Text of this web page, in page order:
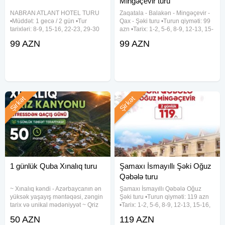
NABRAN ATLANT HOTEL TURU
•Müddət: 1 gecə / 2 gün •Tur
tarixləri: 8-9, 15-16, 22-23, 29-30
99 azn - Səhər yeməyi ilə: 110 azn
99 AZN
Zaqatala - Balakən - Mingəçevir -
Qax - Şəki turu •Turun qiyməti: 99
azn •Tarix: 1-2, 5-6, 8-9, 12-13, 15-
Avqust ✓Qiymətə daxildir: -
99 AZN
1 günlük Quba Xınalıq turu
~ Xınalıq kəndi - Azərbaycanın ən
yüksək yaşayış məntəqəsi, zəngin
tarix və unikal mədəniyyət ~ Qriz
təbiət yürüşü ~ Qəçrəş meşəliyi
Şirkət
50 AZN
Şamaxı İsmayıllı Şəki Oğuz
Qəbələ turu
Şamaxı İsmayıllı Qəbələ Oğuz
Şəki turu •Turun qiyməti: 119 azn
•Tarix: 1-2, 5-6, 8-9, 12-13, 15-16,
✓Qiymətə daxildir: - Komfortlu
Şirkət
119 AZN